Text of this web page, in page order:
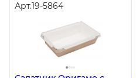
Арт.19-5864